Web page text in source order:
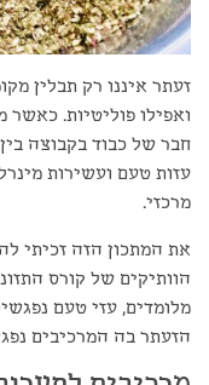
זעתר איננו רק תבלין
ואפילו פוליטיות.
חבר של כבוד בקבוצה
עזות טעם ועשירות
מרכזי.
את המתכון הזה זכיתי
הוותיקים של קורס
מלומדים, עזי טעם
הזעתר בה המרכיבים